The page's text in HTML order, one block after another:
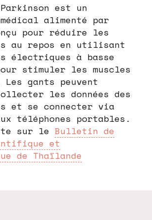
est un
alimenté par
pour réduire les
au repos en utilisant
électriques à basse
stimuler les muscles
gants peuvent
les données des
et se connecter via
téléphones portables.
sur le Bulletin de
et
de Thaïlande